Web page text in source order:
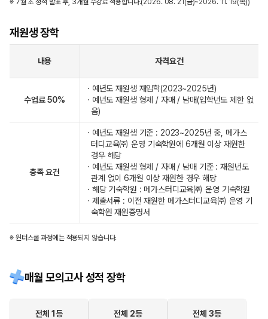
※ 7월 초 성적 발표 후, 3개월 수강료 적용합니다.(2026. 08. 21(금)~2026. 11. 19(목))
재원생 장학
내용 자격요건
수업료 50%
· 예년도 재원생 재입학(2023~2025년)
· 예년도 재원생 형제 / 자매 / 남매(입학년도 제한 없
음)
충족 요건
· 예년도 재원생 기준 : 2023~2025년 중, 메가스
터디교육㈜ 운영 기숙학원에 6개월 이상 재원한
경우 해당
· 예년도 재원생 형제 / 자매 / 남매 기준 : 재원년도
관계 없이 6개월 이상 재원한 경우 해당
· 해당 기숙학원 : 메가스터디교육㈜ 운영 기숙학원
· 제출서류 : 이전 재원한 메가스터디교육㈜ 운영 기
숙학원 재원증명서
※ 윈터스쿨 과정에는 적용되지 않습니다.
매월 모의고사 성적 장학
전체 1등 전체 2등 전체 3등